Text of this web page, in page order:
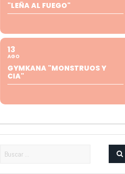
"LEÑA AL FUEGO"
13
AGO
GYMKANA "MONSTRUOS Y
CIA"